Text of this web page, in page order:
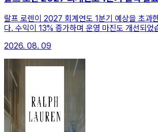
랄프 로렌이 2027 회계연도 1분기 예상을 초과
다. 수익이 13% 증가하며 운영 마진도 개선되었
2026. 08. 09